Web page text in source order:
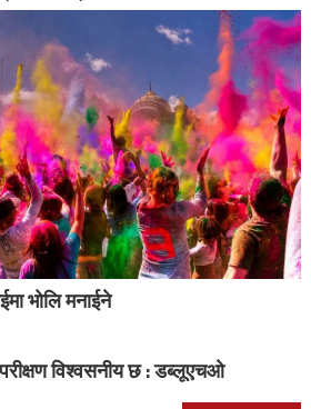
भोलि मनाईने
विश्वसनीय छ : डब्लूएचओ